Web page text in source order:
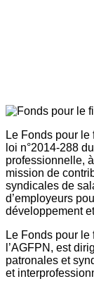
Le Fonds pour
loi n°2014-288
professionnelle,
mission de
syndicales de
d’employeurs
développement
Le Fonds pour
l’AGFPN, est
patronales et
et